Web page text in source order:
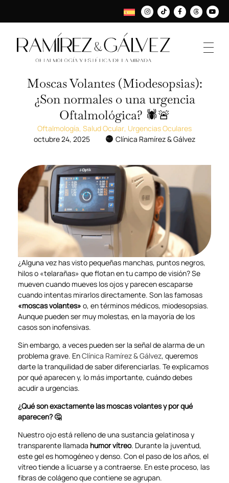
Moscas Volantes (Miodesopsias):
¿Son normales o una urgencia
Oftalmológica? 🕷️🚨
Oftalmología, Salud Ocular, Urgencias Oculares
octubre 24, 2025
Clínica Ramírez & Gálvez
¿Alguna vez has visto pequeñas manchas, puntos negros,
hilos o «telarañas» que flotan en tu campo de visión? Se
mueven cuando mueves los ojos y parecen escaparse
cuando intentas mirarlos directamente. Son las famosas
«moscas volantes» o, en términos médicos, miodesopsias.
Aunque pueden ser muy molestas, en la mayoría de los
casos son inofensivas.
Sin embargo, a veces pueden ser la señal de alarma de un
problema grave. EnClínica Ramírez & Gálvez, queremos
darte la tranquilidad de saber diferenciarlas. Te explicamos
por qué aparecen y, lo más importante, cuándo debes
acudir a urgencias.
¿Qué son exactamente las moscas volantes y por qué
aparecen? 🤔
Nuestro ojo está relleno de una sustancia gelatinosa y
transparente llamada humor vítreo. Durante la juventud,
este gel es homogéneo y denso. Con el paso de los años, el
vítreo tiende a licuarse y a contraerse. En este proceso, las
fibras de colágeno que contiene se agrupan.